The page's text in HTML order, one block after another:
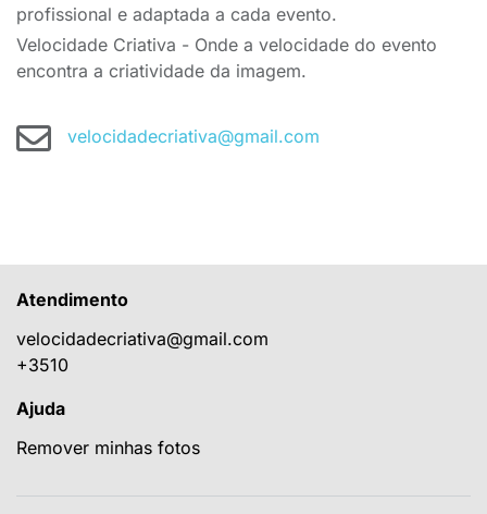
profissional e adaptada a cada evento.
Velocidade Criativa - Onde a velocidade do evento
encontra a criatividade da imagem.
velocidadecriativa@gmail.com
Atendimento
velocidadecriativa@gmail.com
+3510
Ajuda
Remover minhas fotos